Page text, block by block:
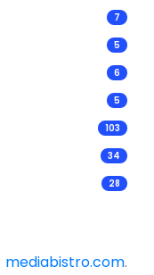
7
5
6
5
103
34
28
mediabistro.com.